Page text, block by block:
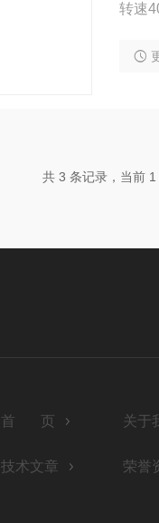
转速
共 3 条记录，当前
首 页 关于
技术文章 荣誉